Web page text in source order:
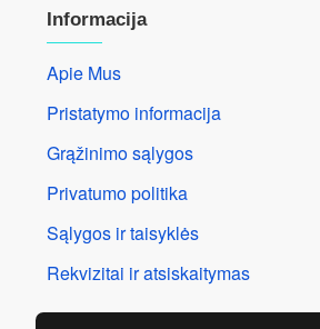
Informacija
Apie Mus
Pristatymo informacija
Grąžinimo sąlygos
Privatumo politika
Sąlygos ir taisyklės
Rekvizitai ir atsiskaitymas